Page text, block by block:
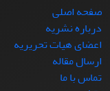
صفحه اصلی
درباره نشریه
اعضای هیات تحریریه
ارسال مقاله
تماس با ما